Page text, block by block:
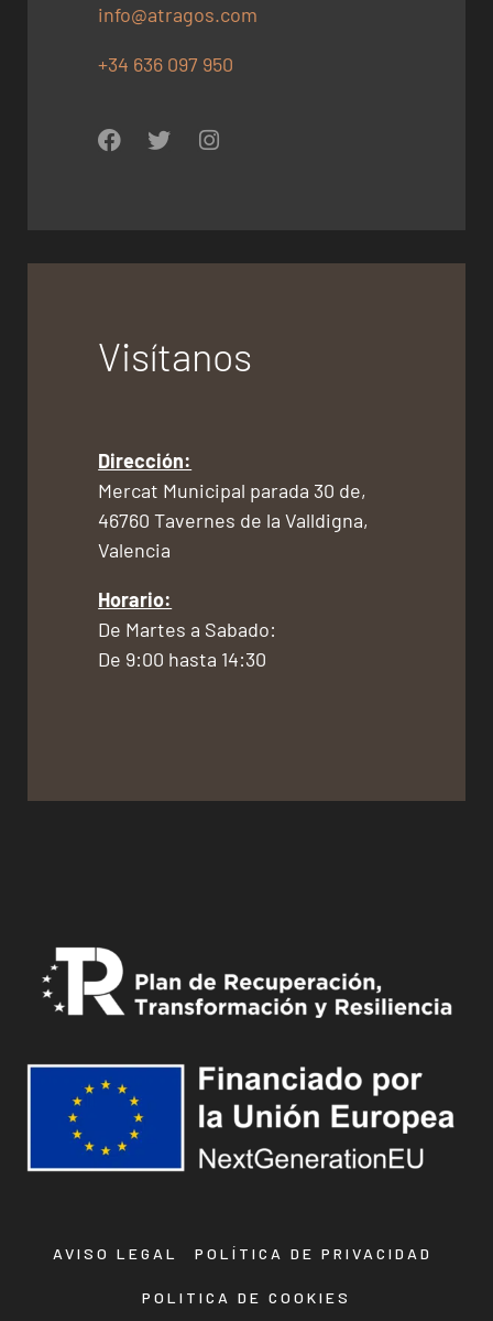
info@atragos.com
+34 636 097 950
Visítanos
Dirección:
Mercat Municipal parada 30 de,
46760 Tavernes de la Valldigna,
Valencia
Horario:
De Martes a Sabado:
De 9:00 hasta 14:30
AVISO LEGAL POLÍTICA DE PRIVACIDAD
POLITICA DE COOKIES